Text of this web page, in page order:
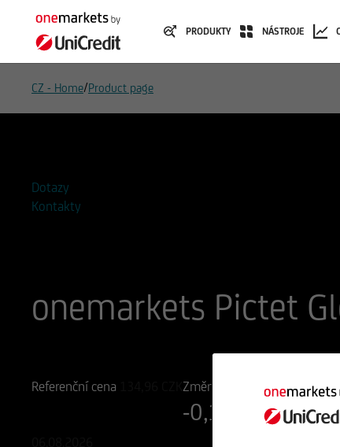
PRODUKTY NÁSTROJE
CZ - Home/Product page
Dotazy
Kontakty
onemarkets Pictet
Referenční cena
Změna
-0,11% -0,15 CZK